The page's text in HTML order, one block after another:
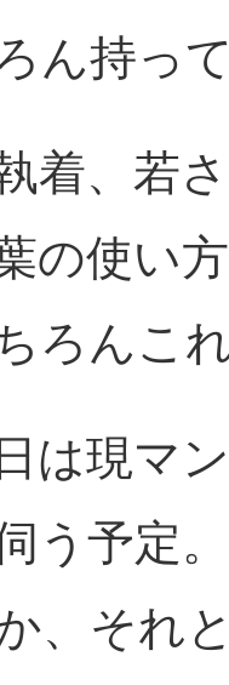
ん持っ
着、若
の使い
ろんこ
は現マ
う予定
、それ